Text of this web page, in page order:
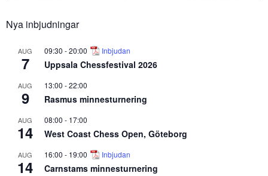
Nya inbjudningar
AUG
7
09:30 -20:00 Inbjudan
Uppsala Chessfestival 2026
AUG
9
13:00 -22:00
Rasmus minnesturnering
AUG
14
08:00 - 17:00
West Coast Chess Open, Göteborg
AUG
14
16:00 - 19:00 Inbjudan
Carnstams minnesturnering